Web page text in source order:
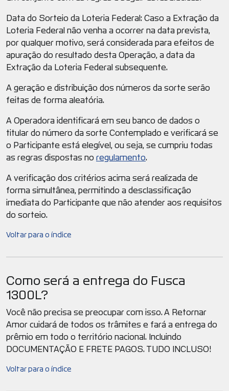
Data do Sorteio da Loteria Federal: Caso a Extração da
Loteria Federal não venha a ocorrer na data prevista,
por qualquer motivo, será considerada para efeitos de
apuração do resultado desta Operação, a data da
Extração da Loteria Federal subsequente.
A geração e distribuição dos números da sorte serão
feitas de forma aleatória.
A Operadora identificará em seu banco de dados o
titular do número da sorte Contemplado e verificará se
o Participante está elegível, ou seja, se cumpriu todas
as regras dispostas noregulamento.
A verificação dos critérios acima será realizada de
forma simultânea, permitindo a desclassificação
imediata do Participante que não atender aos requisitos
do sorteio.
Voltar para o índice
Como será a entrega do Fusca
1300L?
Você não precisa se preocupar com isso. A Retornar
Amor cuidará de todos os trâmites e fará a entrega do
prêmio em todo o território nacional. Incluindo
DOCUMENTAÇÃO E FRETE PAGOS. TUDO INCLUSO!
Voltar para o índice